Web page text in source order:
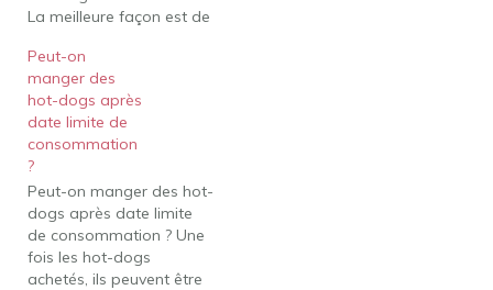
La meilleure façon est de
hot-dogs : les signes de
mauvais hot-dogs sont
une odeur aigre, une
couleur terne et une
texture visqueuse ; jetez
tous les hot-dogs…
Peut-on
manger des
hot-dogs après
date limite de
consommation
?
Peut-on manger des hot-
dogs après date limite
de consommation ? Une
fois les hot-dogs
achetés, ils peuvent être